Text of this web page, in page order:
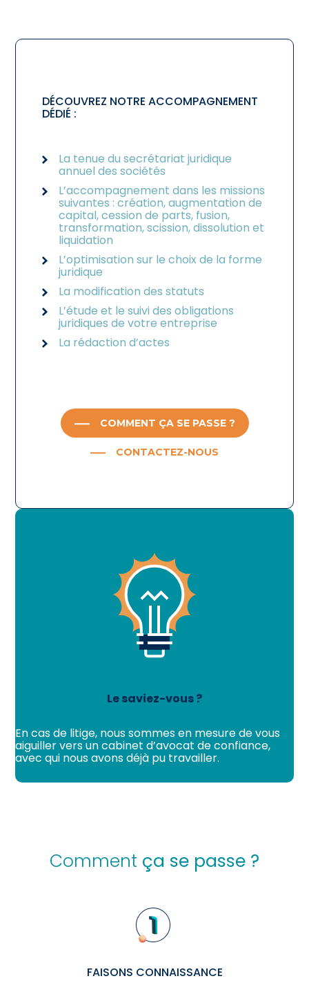
DÉCOUVREZ NOTRE ACCOMPAGNEMENT
DÉDIÉ :
La tenue du secrétariat juridique
annuel des sociétés
L’accompagnement dans les missions
suivantes : création, augmentation de
capital, cession de parts, fusion,
transformation, scission, dissolution et
liquidation
L’optimisation sur le choix de la forme
juridique
La modification des statuts
L’étude et le suivi des obligations
juridiques de votre entreprise
La rédaction d’actes
COMMENT ÇA SE PASSE ?
CONTACTEZ-NOUS
Le saviez-vous ?
En cas de litige, nous sommes en mesure de vous
aiguiller vers un cabinet d’avocat de confiance,
avec qui nous avons déjà pu travailler.
Comment ça se passe ?
FAISONS CONNAISSANCE